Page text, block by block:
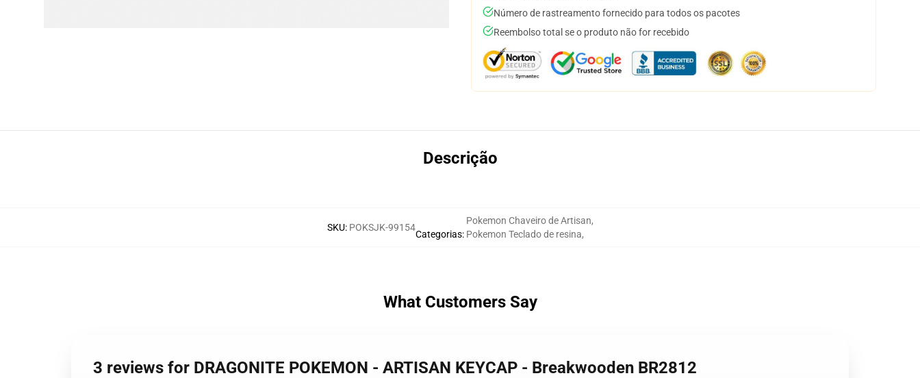
Número de rastreamento fornecido para todos os pacotes
Reembolso total se o produto não for recebido
Descrição
SKU: POKSJK-99154
Categorias:
Pokemon Chaveiro de Artisan,
Pokemon Teclado de resina,
What Customers Say
3 reviews for DRAGONITE POKEMON - ARTISAN KEYCAP - Breakwooden BR2812